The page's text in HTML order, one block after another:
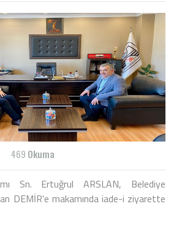
469 Okuma
Sn. Ertuğrul ARSLAN, Belediye
DEMİR'e makamında iade-i ziyarette